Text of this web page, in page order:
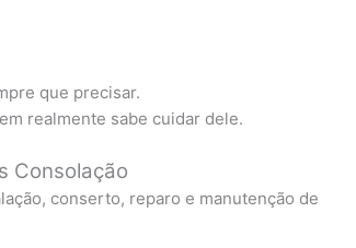
que precisar.
realmente sabe cuidar dele.
Consolação
conserto, reparo e manutenção de